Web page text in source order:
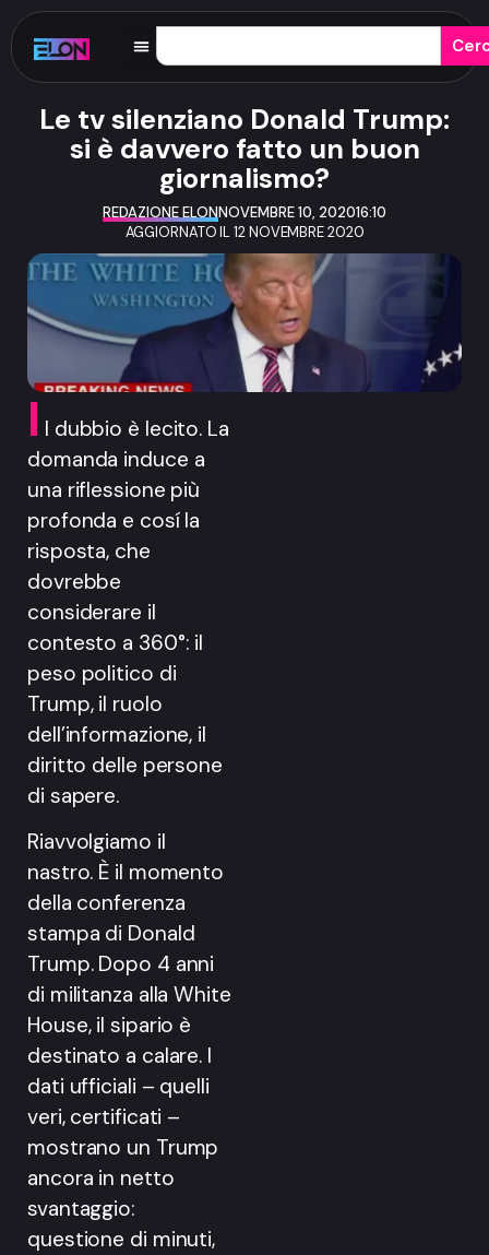
Le tv silenziano Donald Trump:
si è davvero fatto un buon
giornalismo?
REDAZIONE ELONNOVEMBRE 10, 202016:10
AGGIORNATO IL 12 NOVEMBRE 2020
I l dubbio è lecito. La
domanda induce a
una riflessione più
profonda e cosí la
risposta, che
dovrebbe
considerare il
contesto a 360°: il
peso politico di
Trump, il ruolo
dell’informazione, il
diritto delle persone
di sapere.
Riavvolgiamo il
nastro. È il momento
della conferenza
stampa di Donald
Trump. Dopo 4 anni
di militanza alla White
House, il sipario è
destinato a calare. I
dati ufficiali – quelli
veri, certificati –
mostrano un Trump
ancora in netto
svantaggio:
questione di minuti,